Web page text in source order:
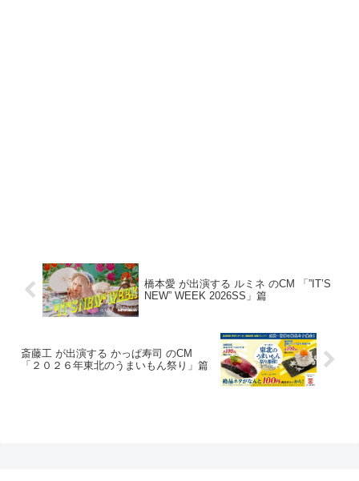
橋本愛 が出演する ルミネ のCM 「”IT’S
NEW” WEEK 2026SS」篇
斎藤工 が出演する かっぱ寿司 のCM
「２０２６年東北のうまいもん祭り」篇